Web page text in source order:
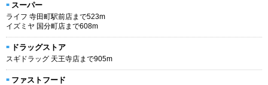
スーパー
ライフ 寺田町駅前店まで523m
イズミヤ 国分町店まで608m
ドラッグストア
スギドラッグ 天王寺店まで905m
ファストフード